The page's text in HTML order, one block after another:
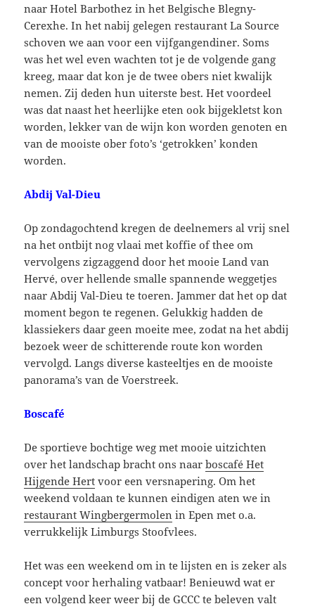
naar Hotel Barbothez in het Belgische Blegny-
Cerexhe. In het nabij gelegen restaurant La Source
schoven we aan voor een vijfgangendiner. Soms
was het wel even wachten tot je de volgende gang
kreeg, maar dat kon je de twee obers niet kwalijk
nemen. Zij deden hun uiterste best. Het voordeel
was dat naast het heerlijke eten ook bijgekletst kon
worden, lekker van de wijn kon worden genoten en
van de mooiste ober foto’s ‘getrokken’ konden
worden.
Abdij Val-Dieu
Op zondagochtend kregen de deelnemers al vrij snel
na het ontbijt nog vlaai met koffie of thee om
vervolgens zigzaggend door het mooie Land van
Hervé, over hellende smalle spannende weggetjes
naar Abdij Val-Dieu te toeren. Jammer dat het op dat
moment begon te regenen. Gelukkig hadden de
klassiekers daar geen moeite mee, zodat na het abdij
bezoek weer de schitterende route kon worden
vervolgd. Langs diverse kasteeltjes en de mooiste
panorama’s van de Voerstreek.
Boscafé
De sportieve bochtige weg met mooie uitzichten
over het landschap bracht ons naarboscafé Het
Hijgende Hert voor een versnapering. Om het
weekend voldaan te kunnen eindigen aten we in
restaurant Wingbergermolen in Epen met o.a.
verrukkelijk Limburgs Stoofvlees.
Het was een weekend om in te lijsten en is zeker als
concept voor herhaling vatbaar! Benieuwd wat er
een volgend keer weer bij de GCCC te beleven valt